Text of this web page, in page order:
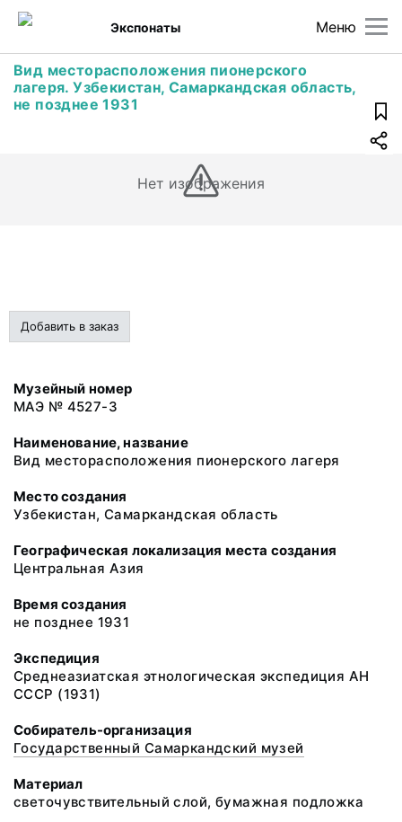
Меню
Экспонаты
Вид месторасположения пионерского
лагеря. Узбекистан, Самаркандская область,
не позднее 1931
Нет изображения
Добавить в заказ
Музейный номер
МАЭ № 4527-3
Наименование, название
Вид месторасположения пионерского лагеря
Место создания
Узбекистан, Самаркандская область
Географическая локализация места создания
Центральная Азия
Время создания
не позднее 1931
Экспедиция
Среднеазиатская этнологическая экспедиция АН
СССР (1931)
Собиратель-организация
Государственный Самаркандский музей
Материал
светочувствительный слой, бумажная подложка